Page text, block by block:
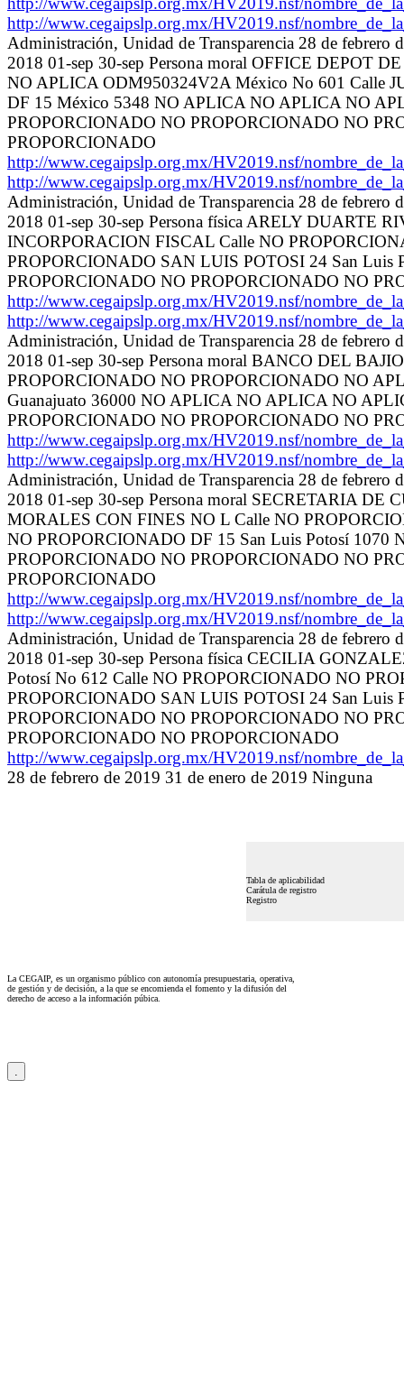
http://www.cegaipslp.org.mx/HV2019.nsf/
Administración, Unidad de Transparencia 28 de febrero
2018 01-sep 30-sep Persona moral OFFICE DEPOT
NO APLICA ODM950324V2A México No 601 Calle
DF 15 México 5348 NO APLICA NO APLICA NO
PROPORCIONADO NO PROPORCIONADO NO
PROPORCIONADO
http://www.cegaipslp.org.mx/HV2019.nsf/
http://www.cegaipslp.org.mx/HV2019.nsf/
Administración, Unidad de Transparencia 28 de febrero
2018 01-sep 30-sep Persona física ARELY DUARTE
INCORPORACION FISCAL Calle NO
PROPORCIONADO SAN LUIS POTOSI 24 San
PROPORCIONADO NO PROPORCIONADO NO
http://www.cegaipslp.org.mx/HV2019.nsf/
http://www.cegaipslp.org.mx/HV2019.nsf/
Administración, Unidad de Transparencia 28 de febrero
2018 01-sep 30-sep Persona moral BANCO DEL
PROPORCIONADO NO PROPORCIONADO NO
Guanajuato 36000 NO APLICA NO APLICA NO
PROPORCIONADO NO PROPORCIONADO NO
http://www.cegaipslp.org.mx/HV2019.nsf/
http://www.cegaipslp.org.mx/HV2019.nsf/
Administración, Unidad de Transparencia 28 de febrero
2018 01-sep 30-sep Persona moral SECRETARIA
MORALES CON FINES NO L Calle NO
NO PROPORCIONADO DF 15 San Luis Potosí
PROPORCIONADO NO PROPORCIONADO NO
PROPORCIONADO
http://www.cegaipslp.org.mx/HV2019.nsf/
http://www.cegaipslp.org.mx/HV2019.nsf/
Administración, Unidad de Transparencia 28 de febrero
2018 01-sep 30-sep Persona física CECILIA
Potosí No 612 Calle NO PROPORCIONADO NO
PROPORCIONADO SAN LUIS POTOSI 24 San
PROPORCIONADO NO PROPORCIONADO NO
PROPORCIONADO NO PROPORCIONADO
http://www.cegaipslp.org.mx/HV2019.nsf/
28 de febrero de 2019 31 de enero de 2019 Ninguna
Tabla de aplicabilidad
Carátula de registro
Registro
La CEGAIP, es un organismo público con autonomía presupuestaria, operativa,
de gestión y de decisión, a la que se encomienda el fomento y la difusión del
derecho de acceso a la información púbica.